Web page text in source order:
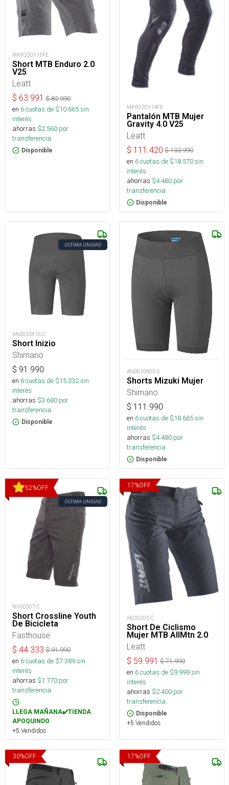
MKR220115FE
Short MTB Enduro 2.0
V25
Leatt
$ 63.991 $82.990
en 6cuotas de $10.665sin
interés
ahorras $2.560 por
transferencia.
Disponible
MKR220114FE
Pantalón MTB Mujer
Gravity 4.0 V25
Leatt
$ 111.420 $133.990
en 6cuotas de $18.570sin
interés
ahorras $4.460 por
transferencia.
Disponible
ÚLTIMA UNIDAD
AND020815-C
Short Inizio
Shimano
$ 91.990
en 6cuotas de $15.332sin
interés
ahorras $3.680 por
transferencia.
Disponible
AND010805-C
Shorts Mizuki Mujer
Shimano
$ 111.990
en 6cuotas de $18.665sin
interés
ahorras $4.480 por
transferencia.
Disponible
52%OFF
ÚLTIMA UNIDAD
M100507-C
Short Crossline Youth
De Bicicleta
Fasthouse
$ 44.333 $91.990
en 6cuotas de $7.389sin
interés
ahorras $1.770 por
transferencia.
LLEGA MAÑANA✔️TIENDA
APOQUINDO
+5 Vendidos
17%OFF
m030203-C
Short De Ciclismo
Mujer MTB AllMtn 2.0
Leatt
$ 59.991 $71.990
en 6cuotas de $9.999sin
interés
ahorras $2.400 por
transferencia.
Disponible
+5 Vendidos
30%OFF 17%OFF